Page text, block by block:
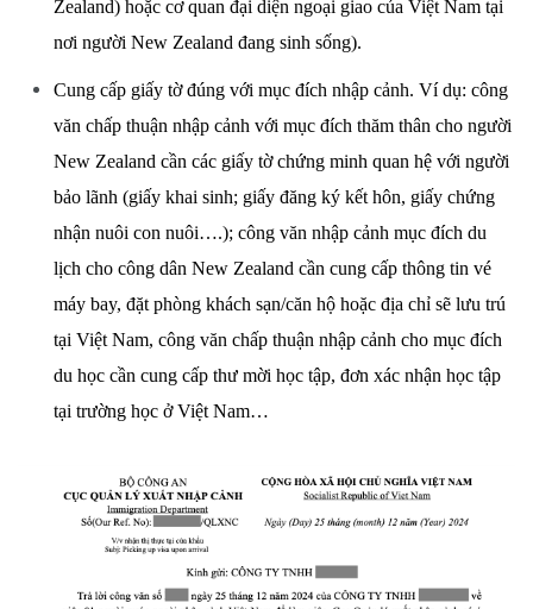
Zealand) hoặc cơ quan đại diện ngoại giao của Việt Nam tại
nơi người New Zealand đang sinh sống).
Cung cấp giấy tờ đúng với mục đích nhập cảnh. Ví dụ: công
văn chấp thuận nhập cảnh với mục đích thăm thân cho người
New Zealand cần các giấy tờ chứng minh quan hệ với người
bảo lãnh (giấy khai sinh; giấy đăng ký kết hôn, giấy chứng
nhận nuôi con nuôi….); công văn nhập cảnh mục đích du
lịch cho công dân New Zealand cần cung cấp thông tin vé
máy bay, đặt phòng khách sạn/căn hộ hoặc địa chỉ sẽ lưu trú
tại Việt Nam, công văn chấp thuận nhập cảnh cho mục đích
du học cần cung cấp thư mời học tập, đơn xác nhận học tập
tại trường học ở Việt Nam…